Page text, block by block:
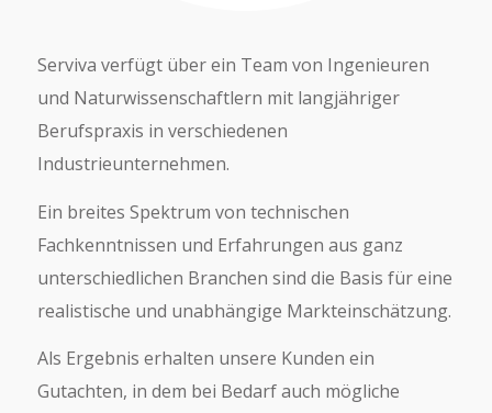
Serviva verfügt über ein Team von Ingenieuren
und Naturwissenschaftlern mit langjähriger
Berufspraxis in verschiedenen
Industrieunternehmen.
Ein breites Spektrum von technischen
Fachkenntnissen und Erfahrungen aus ganz
unterschiedlichen Branchen sind die Basis für eine
realistische und unabhängige Markteinschätzung.
Als Ergebnis erhalten unsere Kunden ein
Gutachten, in dem bei Bedarf auch mögliche